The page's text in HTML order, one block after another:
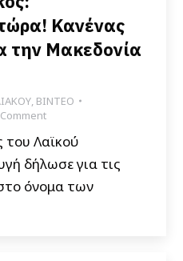
Κανένας
την Μακεδονία
, ΒΙΝΤΕΟ
του Λαϊκού
δήλωσε για τις
στο όνομα των